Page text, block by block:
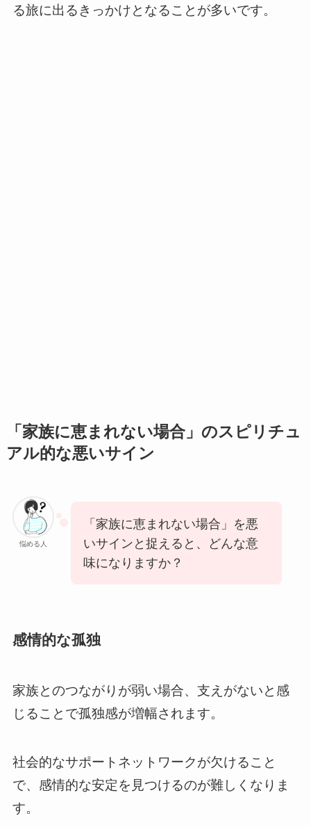
る旅に出るきっかけとなることが多いです。
「家族に恵まれない場合」のスピリチュ
アル的な悪いサイン
悩める人
「家族に恵まれない場合」を悪
いサインと捉えると、どんな意
味になりますか？
感情的な孤独
家族とのつながりが弱い場合、支えがないと感
じることで孤独感が増幅されます。
社会的なサポートネットワークが欠けること
で、感情的な安定を見つけるのが難しくなりま
す。